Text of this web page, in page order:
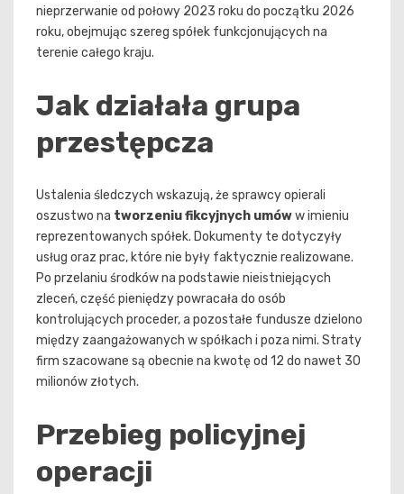
nieprzerwanie od połowy 2023 roku do początku 2026
roku, obejmując szereg spółek funkcjonujących na
terenie całego kraju.
Jak działała grupa
przestępcza
Ustalenia śledczych wskazują, że sprawcy opierali
oszustwo na tworzeniu fikcyjnych umóww imieniu
reprezentowanych spółek. Dokumenty te dotyczyły
usług oraz prac, które nie były faktycznie realizowane.
Po przelaniu środków na podstawie nieistniejących
zleceń, część pieniędzy powracała do osób
kontrolujących proceder, a pozostałe fundusze dzielono
między zaangażowanych w spółkach i poza nimi. Straty
firm szacowane są obecnie na kwotę od 12 do nawet 30
milionów złotych.
Przebieg policyjnej
operacji